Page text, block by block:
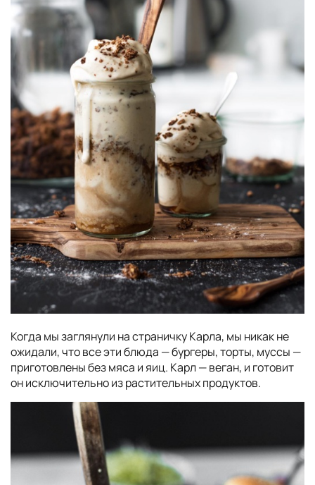
Когда мы заглянули на страничку Карла, мы никак не
ожидали, что все эти блюда — бургеры, торты, муссы —
приготовлены без мяса и яиц. Карл — веган, и готовит
он исключительно из растительных продуктов.